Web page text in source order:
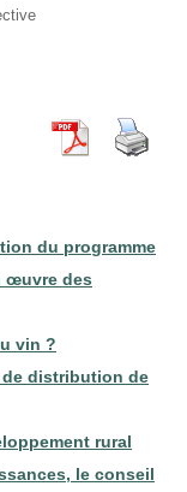
du programme
œuvre des
vin ?
de distribution de
rural
le conseil